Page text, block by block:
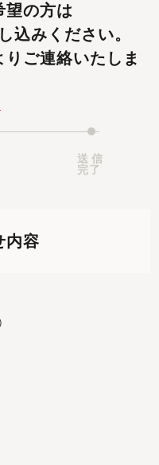
望の方は
込みください。
ご連絡いたしま
送信
完了
内容